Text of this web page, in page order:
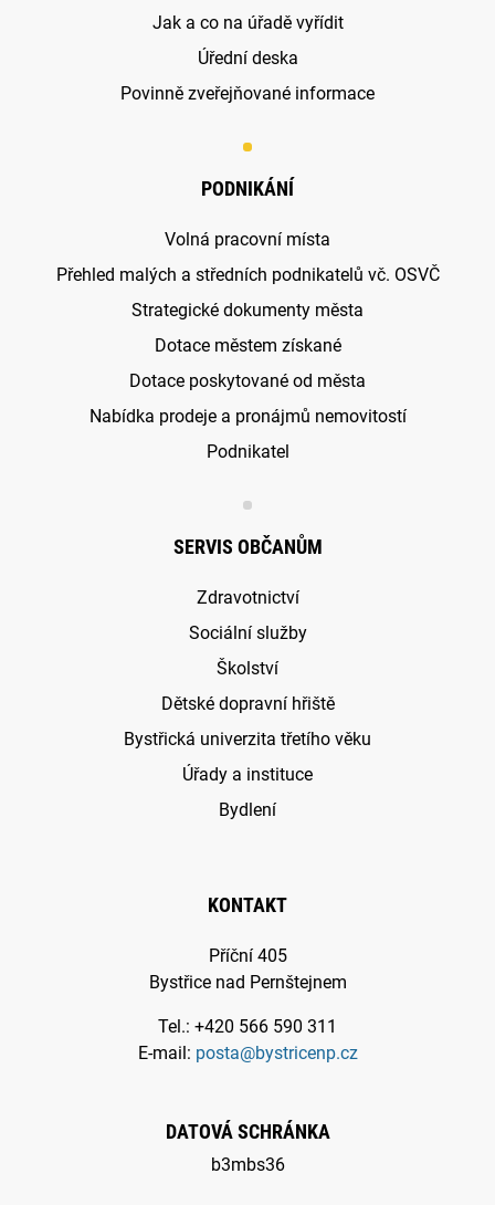
Jak a co na úřadě vyřídit
Úřední deska
Povinně zveřejňované informace
PODNIKÁNÍ
Volná pracovní místa
Přehled malých a středních podnikatelů vč. OSVČ
Strategické dokumenty města
Dotace městem získané
Dotace poskytované od města
Nabídka prodeje a pronájmů nemovitostí
Podnikatel
SERVIS OBČANŮM
Zdravotnictví
Sociální služby
Školství
Dětské dopravní hřiště
Bystřická univerzita třetího věku
Úřady a instituce
Bydlení
KONTAKT
Příční 405
Bystřice nad Pernštejnem
Tel.: +420 566 590 311
E-mail: posta@bystricenp.cz
DATOVÁ SCHRÁNKA
b3mbs36